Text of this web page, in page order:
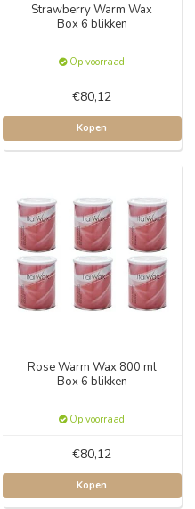
Strawberry Warm Wax
Box 6 blikken
Op voorraad
€80,12
Kopen
Rose Warm Wax 800 ml
Box 6 blikken
Op voorraad
€80,12
Kopen